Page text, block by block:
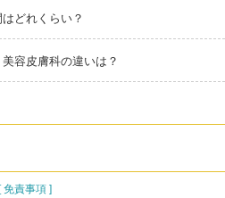
どれくらい？
容皮膚科の違いは？
免責事項 ]